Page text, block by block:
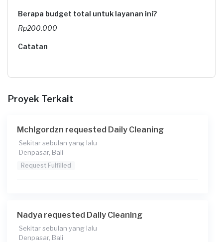
Berapa budget total untuk layanan ini?
Rp200.000
Catatan
Proyek Terkait
Mchlgordzn requested Daily Cleaning
Sekitar sebulan yang lalu
Denpasar, Bali
Request Fulfilled
Nadya requested Daily Cleaning
Sekitar sebulan yang lalu
Denpasar, Bali